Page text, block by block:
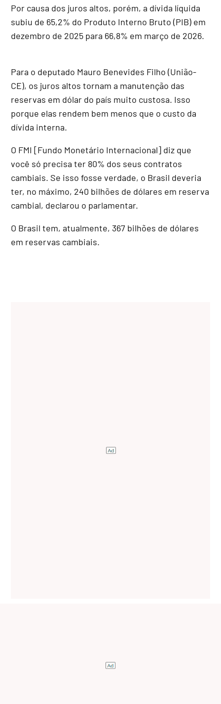
Por causa dos juros altos, porém, a dívida líquida
subiu de 65,2% do Produto Interno Bruto (PIB) em
dezembro de 2025 para 66,8% em março de 2026.
Para o deputado Mauro Benevides Filho (União-
CE), os juros altos tornam a manutenção das
reservas em dólar do país muito custosa. Isso
porque elas rendem bem menos que o custo da
dívida interna.
O FMI [Fundo Monetário Internacional] diz que
você só precisa ter 80% dos seus contratos
cambiais. Se isso fosse verdade, o Brasil deveria
ter, no máximo, 240 bilhões de dólares em reserva
cambial, declarou o parlamentar.
O Brasil tem, atualmente, 367 bilhões de dólares
em reservas cambiais.